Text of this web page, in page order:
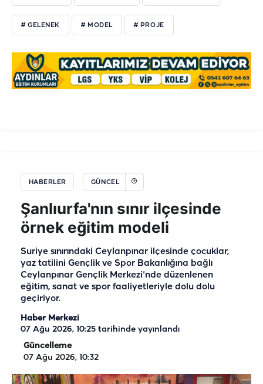
# GELENEK # MODEL # PROJE
HABERLER GÜNCEL
Şanlıurfa'nın sınır ilçesinde
örnek eğitim modeli
Suriye sınırındaki Ceylanpınar ilçesinde çocuklar,
yaz tatilini Gençlik ve Spor Bakanlığına bağlı
Ceylanpınar Gençlik Merkezi'nde düzenlenen
eğitim, sanat ve spor faaliyetleriyle dolu dolu
geçiriyor.
Haber Merkezi
07 Ağu 2026, 10:25 tarihinde yayınlandı
Güncelleme
07 Ağu 2026, 10:32